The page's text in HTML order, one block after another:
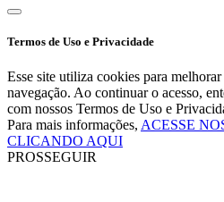
Termos de Uso e Privacidade
Esse site utiliza cookies para
navegação. Ao continuar o acesso,
com nossos Termos de Uso e
Para mais informações, ACESSE
CLICANDO AQUI
PROSSEGUIR